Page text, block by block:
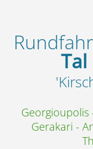
Georgioupolis
Gerakari -